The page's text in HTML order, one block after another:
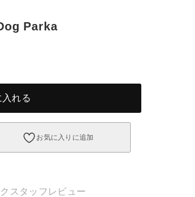
Parka
入れる
お気に入りに追加
スタッフレビュー